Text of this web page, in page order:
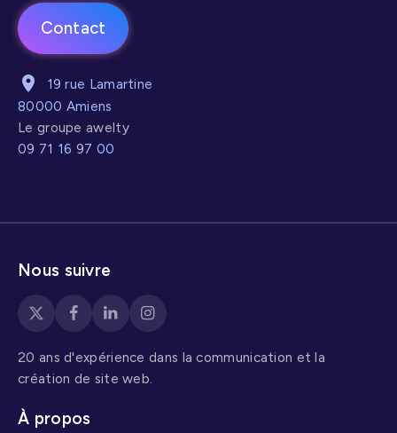
Contact
19 rue Lamartine
80000 Amiens
Le groupe awelty
09 71 16 97 00
Nous suivre
20 ans d'expérience dans la communication et la
création de site web.
À propos